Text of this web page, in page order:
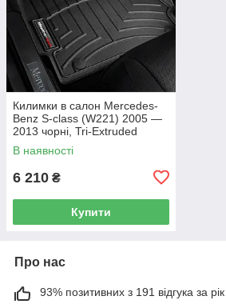
Килимки в салон Mercedes-
Benz S-class (W221) 2005 —
2013 чорні, Tri-Extruded
(WeatherTech) — передній
ряд
В наявності
6 210 ₴
Купити
Про нас
93% позитивних з 191 відгука за рік